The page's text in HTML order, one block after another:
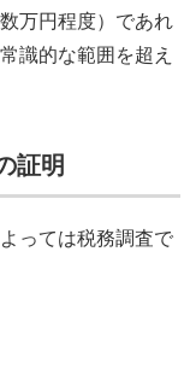
万円程度）であれ
識的な範囲を超え
証明
っては税務調査で